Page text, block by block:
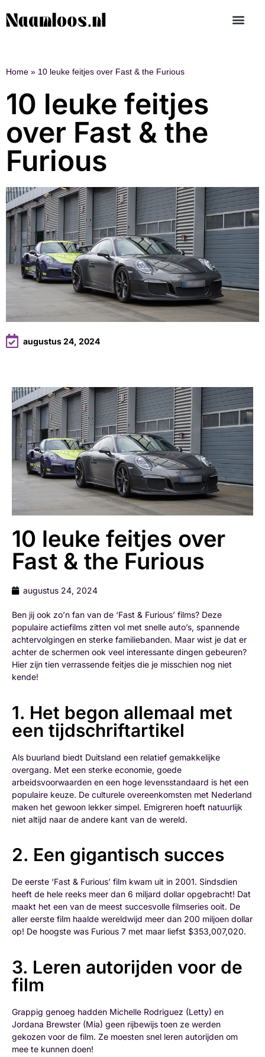
Home » 10 leuke feitjes over Fast & the Furious
10 leuke feitjes
over Fast & the
Furious
augustus 24, 2024
10 leuke feitjes over
Fast & the Furious
augustus 24, 2024
Ben jij ook zo’n fan van de ‘Fast & Furious’ films? Deze
populaire actiefilms zitten vol met snelle auto’s, spannende
achtervolgingen en sterke familiebanden. Maar wist je dat er
achter de schermen ook veel interessante dingen gebeuren?
Hier zijn tien verrassende feitjes die je misschien nog niet
kende!
1. Het begon allemaal met
een tijdschriftartikel
Als buurland biedt Duitsland een relatief gemakkelijke
overgang. Met een sterke economie, goede
arbeidsvoorwaarden en een hoge levensstandaard is het een
populaire keuze. De culturele overeenkomsten met Nederland
maken het gewoon lekker simpel. Emigreren hoeft natuurlijk
niet altijd naar de andere kant van de wereld.
2. Een gigantisch succes
De eerste ‘Fast & Furious’ film kwam uit in 2001. Sindsdien
heeft de hele reeks meer dan 6 miljard dollar opgebracht! Dat
maakt het een van de meest succesvolle filmseries ooit. De
aller eerste film haalde wereldwijd meer dan 200 miljoen dollar
op! De hoogste was Furious 7 met maar liefst $353,007,020.
3. Leren autorijden voor de
film
Grappig genoeg hadden Michelle Rodriguez (Letty) en
Jordana Brewster (Mia) geen rijbewijs toen ze werden
gekozen voor de film. Ze moesten snel leren autorijden om
mee te kunnen doen!